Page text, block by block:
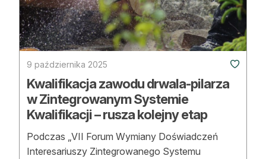
Strefa eksperta
Auto do lasu
Dla drwala
Leśnik na zakupach
Z zagranicy
Edukacja
9 października 2025
Kwalifikacja zawodu drwala-pilarza
w Zintegrowanym Systemie
Kwalifikacji – rusza kolejny etap
Podczas „VII Forum Wymiany Doświadczeń
Interesariuszy Zintegrowanego Systemu